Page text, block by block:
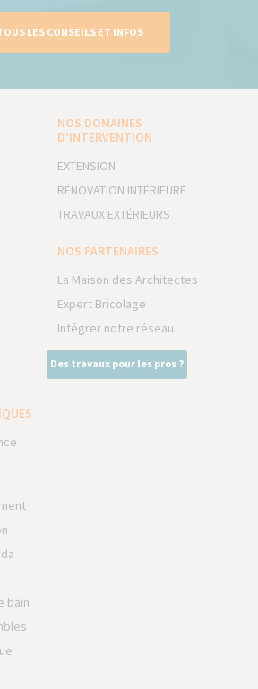
LES CONSEILS ET INFOS
NOS DOMAINES
D’INTERVENTION
EXTENSION
RÉNOVATION INTÉRIEURE
TRAVAUX EXTÉRIEURS
NOS PARTENAIRES
La Maison des Architectes
Expert Bricolage
Intégrer notre réseau
Des travaux pour les pros ?
bain